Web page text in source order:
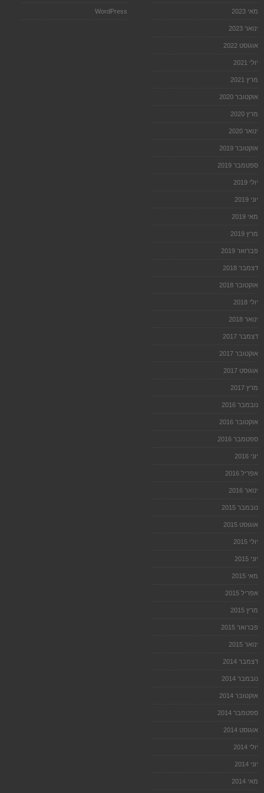
מאי 2023
ינואר 2023
אוגוסט 2022
יולי 2021
מרץ 2021
אוקטובר 2020
מרץ 2020
ינואר 2020
אוקטובר 2019
ספטמבר 2019
יולי 2019
יוני 2019
מאי 2019
מרץ 2019
פברואר 2019
דצמבר 2018
אוקטובר 2018
יולי 2018
ינואר 2018
דצמבר 2017
אוקטובר 2017
אוגוסט 2017
מרץ 2017
נובמבר 2016
אוקטובר 2016
ספטמבר 2016
יוני 2016
אפריל 2016
ינואר 2016
נובמבר 2015
אוגוסט 2015
יולי 2015
יוני 2015
מאי 2015
אפריל 2015
מרץ 2015
פברואר 2015
ינואר 2015
דצמבר 2014
נובמבר 2014
אוקטובר 2014
ספטמבר 2014
אוגוסט 2014
יולי 2014
יוני 2014
מאי 2014
WordPress